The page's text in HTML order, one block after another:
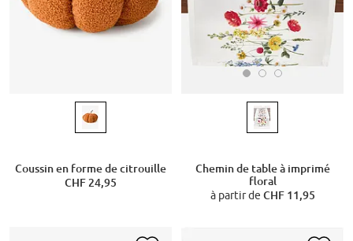
Coussin en forme de citrouille
CHF 24,95
Chemin de table à imprimé
floral
à partir de CHF 11,95